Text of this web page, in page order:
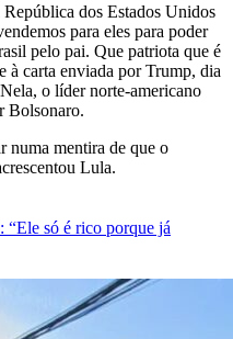
dos Estados Unidos
para eles para poder
pelo pai. Que patriota que é
à carta enviada por Trump, dia
o líder norte-americano
Bolsonaro.
numa mentira de que o
Lula.
só é rico porque já